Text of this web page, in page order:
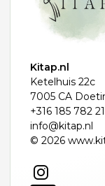
Kitap.nl
Ketelhuis 22c
7005 CA
+316 185 782 21
info@kitap.nl
© 2026